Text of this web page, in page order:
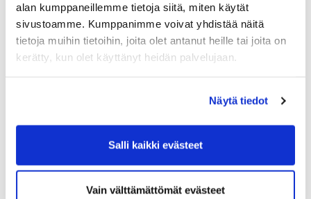
alan kumppaneillemme tietoja siitä, miten käytät
sivustoamme. Kumppanimme voivat yhdistää näitä
tietoja muihin tietoihin, joita olet antanut heille tai joita on
kerätty, kun olet käyttänyt heidän palvelujaan.
Näytä tiedot
Salli kaikki evästeet
Vain välttämättömät evästeet
Pelioikeuden käyttö ja
nimeäminen
Pelioikeus nimetään joko osakkeen
omistaja.